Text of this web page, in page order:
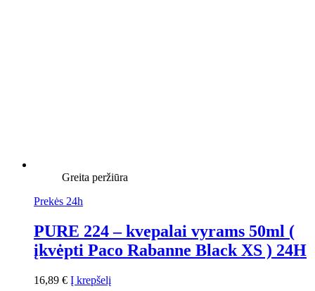
Greita peržiūra
Prekės 24h
PURE 224 – kvepalai vyrams 50ml (
įkvėpti Paco Rabanne Black XS ) 24H
16,89 € Į krepšelį